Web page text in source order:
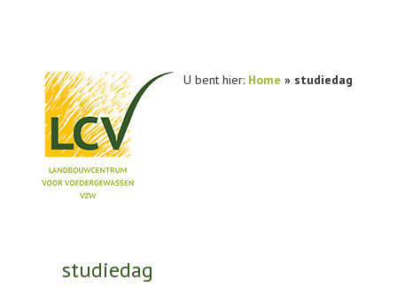
U bent hier: Home » studiedag
studiedag